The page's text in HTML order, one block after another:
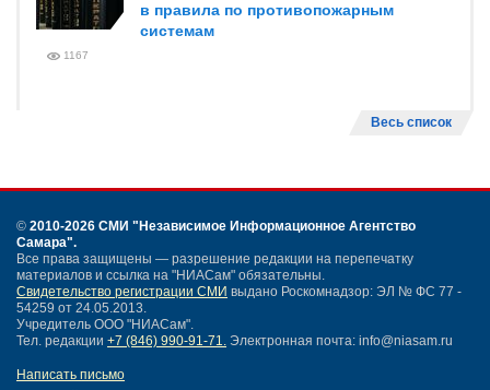
в правила по противопожарным
системам
1167
Весь список
© 2010-2026 СМИ "Независимое Информационное Агентство
Самара".
Все права защищены — разрешение редакции на перепечатку
материалов и ссылка на "НИАСам" обязательны.
Свидетельство регистрации СМИ выдано Роскомнадзор: ЭЛ № ФС 77 -
54259 от 24.05.2013.
Учредитель ООО "НИАСам".
Тел. редакции +7 (846) 990-91-71. Электронная почта: info@niasam.ru
Написать письмо